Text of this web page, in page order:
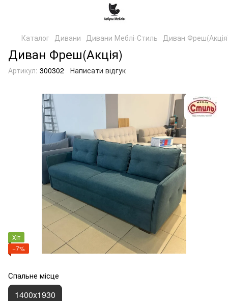
Каталог Дивани Дивани Меблі-Стиль Диван
Диван Фреш(Акція)
Артикул: 300302 Написати відгук
Хіт
−7%
Спальне місце
1400х1930